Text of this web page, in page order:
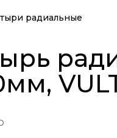
радиальные